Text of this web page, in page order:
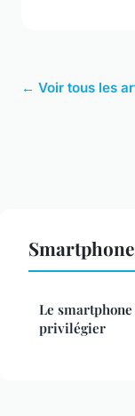
← Voir tous les
Le
privilégier